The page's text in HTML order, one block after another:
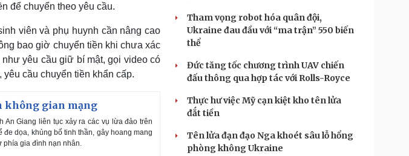
để chuyển theo yêu cầu.
viên và phụ huynh cần nâng cao
bao giờ chuyển tiền khi chưa xác
yêu cầu giữ bí mật, gọi video có
cầu chuyển tiền khẩn cấp.
không gian mạng
An Giang liên tục xảy ra các vụ lừa đảo trên
dọa, khủng bố tinh thần, gây hoang mang
phía gia đình nạn nhân.
Tham vọng robot hóa quân đội,
Ukraine đau đầu với “ma trận” 550 biến
thể
Đức tăng tốc chương trình UAV chiến
đấu thông qua hợp tác với Rolls-Royce
Thực hư việc Mỹ cạn kiệt kho tên lửa
đắt tiền
Tên lửa đạn đạo Nga khoét sâu lỗ hổng
phòng không Ukraine